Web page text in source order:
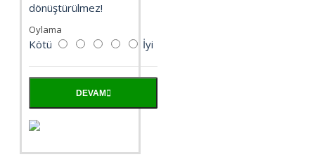
dönüştürülmez!
Oylama
Kötü İyi
DEVAM